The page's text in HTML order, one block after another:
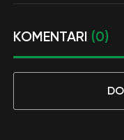
KOMENTARI (0)